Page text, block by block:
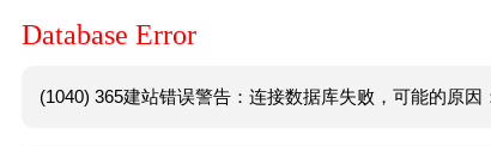
Database Error
(1040) 365建站错误警告：连接数据库失败，可能的原因